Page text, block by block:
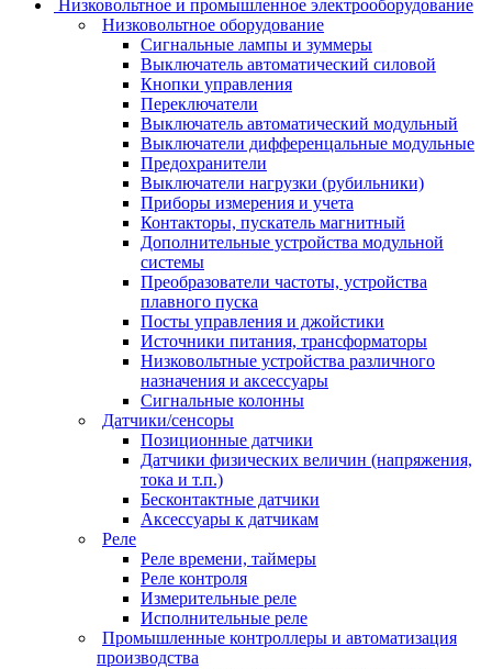
Низковольтное и промышленное электрооборудование
Низковольтное оборудование
Сигнальные лампы и зуммеры
Выключатель автоматический силовой
Кнопки управления
Переключатели
Выключатель автоматический модульный
Выключатели дифференцальные модульные
Предохранители
Выключатели нагрузки (рубильники)
Приборы измерения и учета
Контакторы, пускатель магнитный
Дополнительные устройства модульной
системы
Преобразователи частоты, устройства
плавного пуска
Посты управления и джойстики
Источники питания, трансформаторы
Низковольтные устройства различного
назначения и аксессуары
Сигнальные колонны
Датчики/сенсоры
Позиционные датчики
Датчики физических величин (напряжения,
тока и т.п.)
Бесконтактные датчики
Аксессуары к датчикам
Реле
Реле времени, таймеры
Реле контроля
Измерительные реле
Исполнительные реле
Промышленные контроллеры и автоматизация
производства